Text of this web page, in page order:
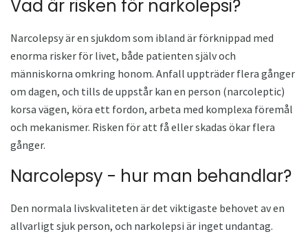
Vad är risken för narkolepsi?
Narcolepsy är en sjukdom som ibland är förknippad med
enorma risker för livet, både patienten själv och
människorna omkring honom. Anfall uppträder flera gånger
om dagen, och tills de uppstår kan en person (narcoleptic)
korsa vägen, köra ett fordon, arbeta med komplexa föremål
och mekanismer. Risken för att få eller skadas ökar flera
gånger.
Narcolepsy - hur man behandlar?
Den normala livskvaliteten är det viktigaste behovet av en
allvarligt sjuk person, och narkolepsi är inget undantag.